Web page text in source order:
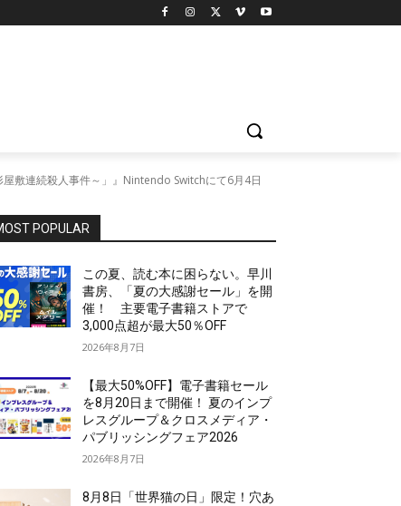
敷連続殺人事件～」』Nintendo Switchにて6月4日
POPULAR
この夏、読む本に困らない。早川
書房、「夏の大感謝セール」を開
催！ 主要電子書籍ストアで
3,000点超が最大50％OFF
2026年8月7日
【最大50%OFF】電子書籍セール
を8月20日まで開催！ 夏のインプ
レスグループ＆クロスメディア・
パブリッシングフェア2026
2026年8月7日
8月8日「世界猫の日」限定！穴あ